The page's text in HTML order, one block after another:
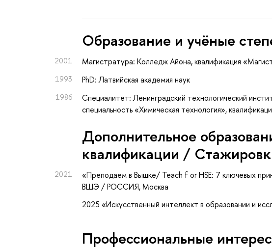
Oбразование и учёные
2001 Магистратура: Колледж Айона, квалификация
1993 PhD: Латвийская академия наук
1986
Специалитет: Ленинградский технологический
специальность «Химическая технология»,
Дополнительное
квалификации /
2021 «Преподаем в Вышке/ Teach f or HSE: 7 ключевых
ВШЭ / РОССИЯ, Москва
2025 «Искусственный интеллект в образовании и
Профессиональные